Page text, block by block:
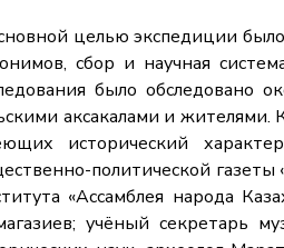
целью экспедиции
сбор и научная
было обследовано
аксакалами и жителями.
исторический
политической
«Ассамблея народа
учёный секретарь